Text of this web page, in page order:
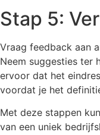
Stap 5:
Vraag feedback aan
Neem suggesties ter
ervoor dat het
voordat je het
Met deze stappen
van een uniek